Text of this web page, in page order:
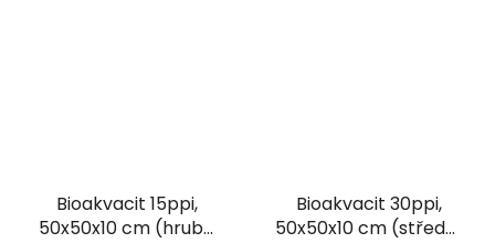
Bioakvacit 15ppi,
50x50x10 cm (hrubá
Bioakvacit 30ppi,
50x50x10 cm (střední